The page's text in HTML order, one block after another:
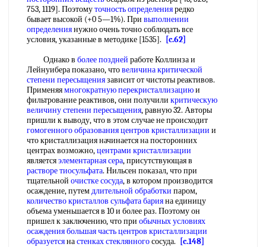
753, 1119]. Поэтомуточность определенияредко
бывает высокой (+0 5—1%). При выполнении
определениянужно очень точно соблюдать все
условия, указанные в методике [1535].
[c.62]
Однако в более поздней работе Коллинза и
Лейнуибера показано, чтовеличина критической
степени пересыщениязависит от чистоты реактивов.
Применяямногократную перекристаллизациюи
фильтрование реактивов, они получили критическую
величинустепени пересыщения, равную 32. Авторы
пришли к выводу, что в этом случае не происходит
гомогенного образования центров кристаллизации и
что кристаллизация начинается на посторонних
центрах возможно,центрами кристаллизации
являетсяэлементарная сера, присутствующая в
растворе тиосульфата. Нильсен показал, что при
тщательной очистке сосуда, в котором производится
осаждение, путемдлительной обработки паром,
количество кристаллов сульфата барияна единицу
объема уменьшается в 10 и более раз. Поэтому он
пришел к заключению, что при обычных условиях
осаждения большаячасть центров кристаллизации
образуетсянастенках стеклянногососуда.
[c.148]